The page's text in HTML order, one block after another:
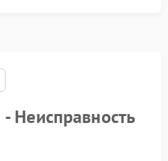
Неисправность